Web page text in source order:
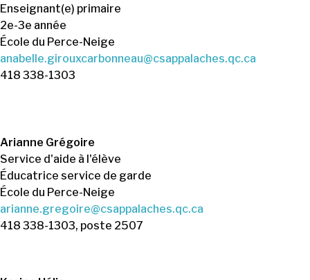
Enseignant(e) primaire
2e-3e année
École du Perce-Neige
anabelle.girouxcarbonneau@csappalaches.qc.ca
418 338-1303
Arianne Grégoire
Service d'aide à l'élève
Éducatrice service de garde
École du Perce-Neige
arianne.gregoire@csappalaches.qc.ca
418 338-1303, poste 2507